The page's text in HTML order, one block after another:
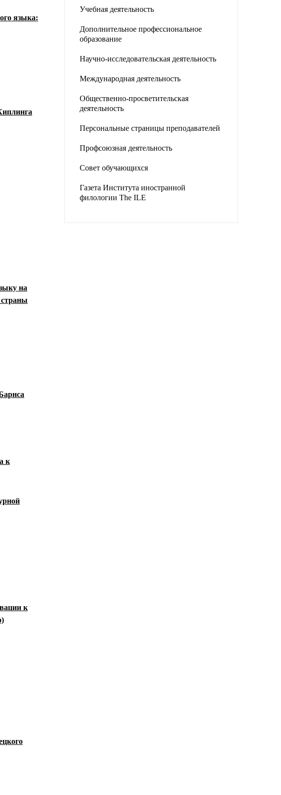
языка:
на
страны
к
к
Учебная деятельность
Дополнительное профессиональное
образование
Научно-исследовательская деятельность
Международная деятельность
Общественно-просветительская
деятельность
Персональные страницы преподавателей
Профсоюзная деятельность
Совет обучающихся
Газета Института иностранной
филологии The ILE